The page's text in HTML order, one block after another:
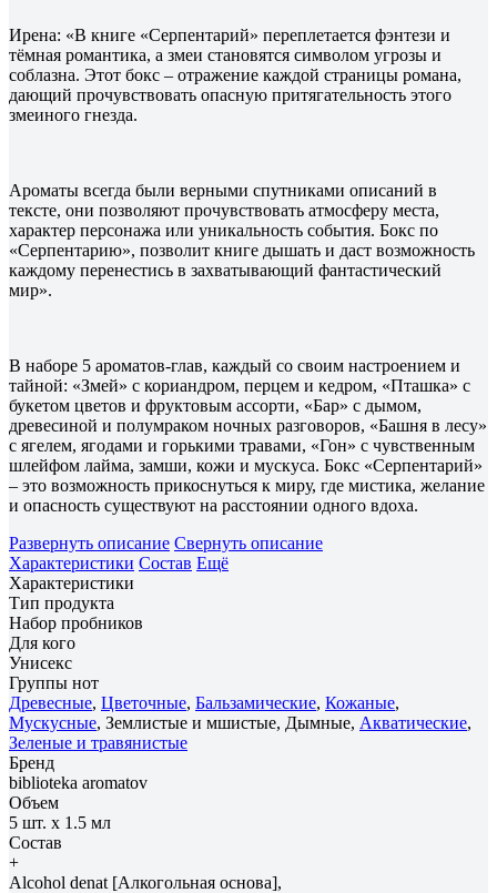
Ирена: «В книге «Серпентарий» переплетается фэнтези и
тёмная романтика, а змеи становятся символом угрозы и
соблазна. Этот бокс – отражение каждой страницы романа,
дающий прочувствовать опасную притягательность этого
змеиного гнезда.
Ароматы всегда были верными спутниками описаний в
тексте, они позволяют прочувствовать атмосферу места,
характер персонажа или уникальность события. Бокс по
«Серпентарию», позволит книге дышать и даст возможность
каждому перенестись в захватывающий фантастический
мир».
В наборе 5 ароматов-глав, каждый со своим настроением и
тайной: «Змей» с кориандром, перцем и кедром, «Пташка» с
букетом цветов и фруктовым ассорти, «Бар» с дымом,
древесиной и полумраком ночных разговоров, «Башня в лесу»
с ягелем, ягодами и горькими травами, «Гон» с чувственным
шлейфом лайма, замши, кожи и мускуса. Бокс «Серпентарий»
– это возможность прикоснуться к миру, где мистика, желание
и опасность существуют на расстоянии одного вдоха.
Развернуть описание Свернуть описание
Характеристики Состав Ещё
Характеристики
Тип продукта
Набор пробников
Для кого
Унисекс
Группы нот
Древесные, Цветочные, Бальзамические, Кожаные,
Мускусные, Землистые и мшистые, Дымные, Акватические,
Зеленые и травянистые
Бренд
biblioteka aromatov
Объем
5 шт. х 1.5 мл
Состав
+
Alcohol denat [Алкогольная основа],